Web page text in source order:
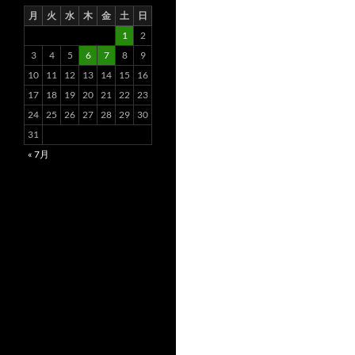
月 火 水 木 金 土
日
1
2
3
4 5 6 7 8
9
10
11 12 13 14 15
16
17
18 19 20 21 22 23
24 25 26 27 28 29
30
31
« 7月